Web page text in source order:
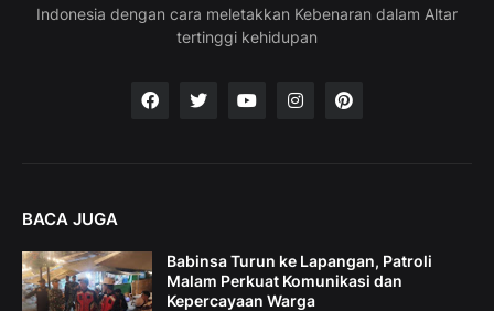
Indonesia dengan cara meletakkan Kebenaran dalam Altar
tertinggi kehidupan
BACA JUGA
Babinsa Turun ke Lapangan, Patroli
Malam Perkuat Komunikasi dan
Kepercayaan Warga